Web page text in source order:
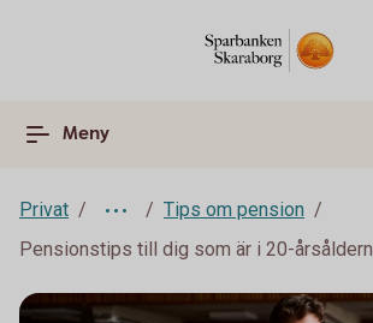
Meny
Privat
Tips om pension
Pensionstips till dig som är i 20-årsåldern